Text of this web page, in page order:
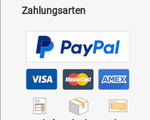
Zahlungsarten